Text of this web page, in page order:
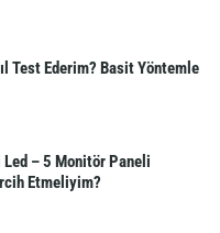
Test Ederim? Basit Yöntemle
Led – 5 Monitör Paneli
Etmeliyim?